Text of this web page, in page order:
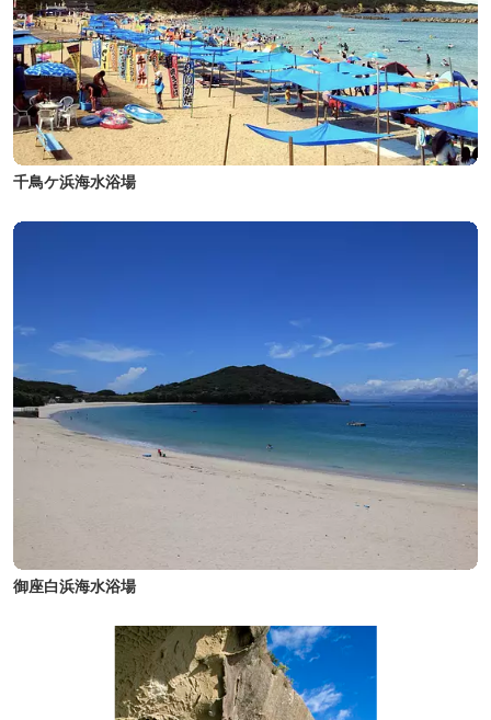
千鳥ケ浜海水浴場
御座白浜海水浴場